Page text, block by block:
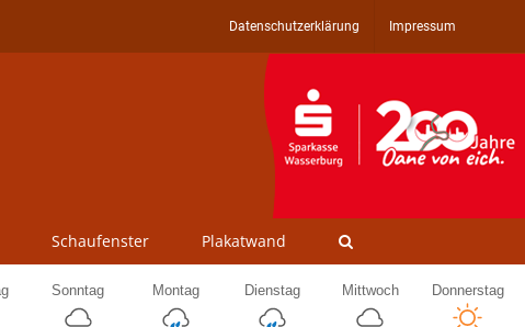
Datenschutzerklärung Impressum
Schaufenster Plakatwand